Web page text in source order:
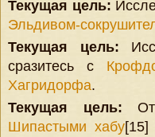
Текущая цель:
Эльдивом-
Текущая цель:
сразитесь с
Хагридорфа.
Текущая цель:
Шипастыми хабу